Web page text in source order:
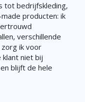
tot bedrijfskleding,
producten: ik
verschillende
ik voor
klant niet bij
blijft de hele